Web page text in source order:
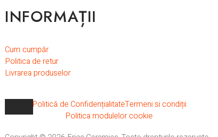
INFORMAȚII
Cum cumpăr
Politica de retur
Livrarea produselor
Politică de ConfidențialitateTermeni si condiții
Politica modulelor cookie